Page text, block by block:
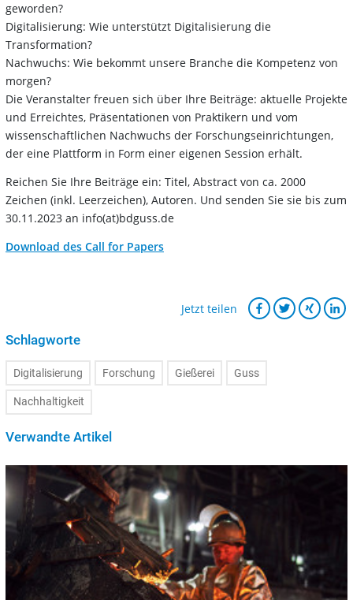
geworden?
Digitalisierung: Wie unterstützt Digitalisierung die
Transformation?
Nachwuchs: Wie bekommt unsere Branche die Kompetenz von
morgen?
Die Veranstalter freuen sich über Ihre Beiträge: aktuelle Projekte
und Erreichtes, Präsentationen von Praktikern und vom
wissenschaftlichen Nachwuchs der Forschungseinrichtungen,
der eine Plattform in Form einer eigenen Session erhält.
Reichen Sie Ihre Beiträge ein: Titel, Abstract von ca. 2000
Zeichen (inkl. Leerzeichen), Autoren. Und senden Sie sie bis zum
30.11.2023 an info(at)bdguss.de
Download des Call for Papers
Jetzt teilen
Schlagworte
Digitalisierung Forschung Gießerei Guss
Nachhaltigkeit
Verwandte Artikel